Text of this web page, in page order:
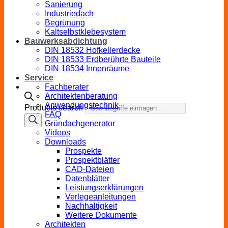
Products search
Sanierung
Industriedach
Begrünung
Kaltselbstklebesystem
Bauwerksabdichtung
DIN 18532 Hofkellerdecke
DIN 18533 Erdberührte Bauteile
DIN 18534 Innenräume
Service
Fachberater
Architektenberatung
Anwendungstechnik
FAQ
Gründachgenerator
Videos
Downloads
Prospekte
Prospektblätter
CAD-Dateien
Datenblätter
Leistungserklärungen
Verlegeanleitungen
Nachhaltigkeit
Weitere Dokumente
Architekten